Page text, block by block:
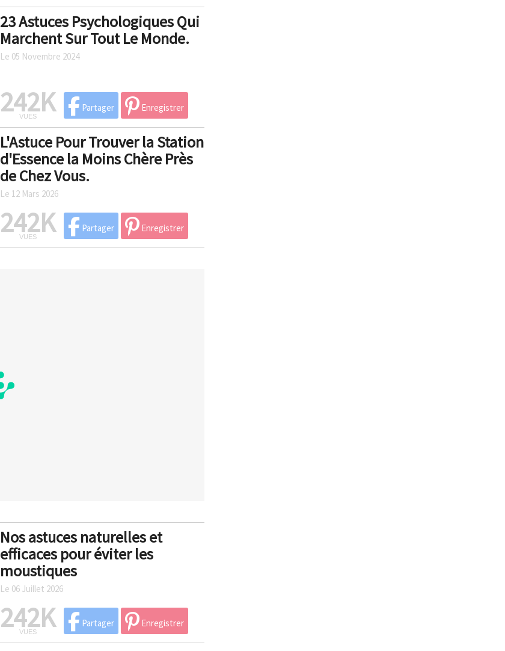
23 Astuces Psychologiques Qui
Marchent Sur Tout Le Monde.
Le 05 Novembre 2024
242K
VUES
Partager Enregistrer
L'Astuce Pour Trouver la Station
d'Essence la Moins Chère Près
de Chez Vous.
Le 12 Mars 2026
242K
VUES
Partager Enregistrer
Nos astuces naturelles et
efficaces pour éviter les
moustiques
Le 06 Juillet 2026
242K
VUES
Partager Enregistrer